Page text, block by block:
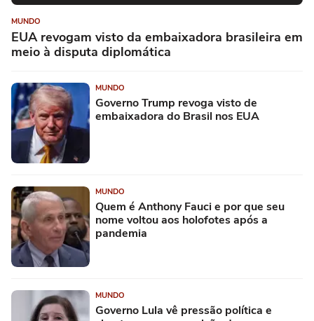
MUNDO
EUA revogam visto da embaixadora brasileira em
meio à disputa diplomática
MUNDO
Governo Trump revoga visto de
embaixadora do Brasil nos EUA
MUNDO
Quem é Anthony Fauci e por que seu
nome voltou aos holofotes após a
pandemia
MUNDO
Governo Lula vê pressão política e